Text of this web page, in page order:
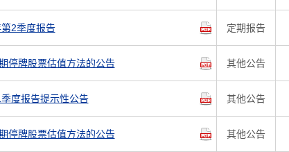
2季度报告 定期报告
停牌股票估值方法的公告 其他公告
度报告提示性公告 其他公告
停牌股票估值方法的公告 其他公告